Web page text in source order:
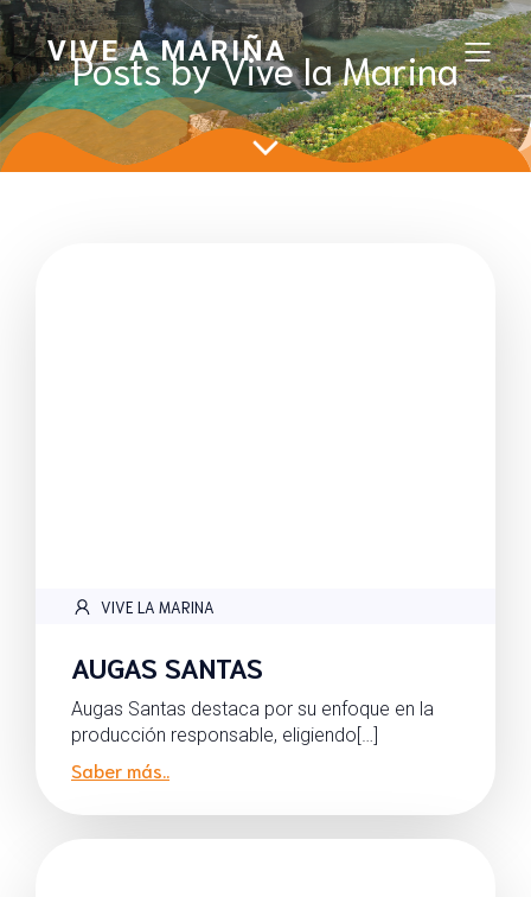
VIVE A MARIÑA
Posts byVive la Marina
VIVE LA MARINA
AUGAS SANTAS
Augas Santas destaca por su enfoque en la
producción responsable, eligiendo[…]
Saber más..